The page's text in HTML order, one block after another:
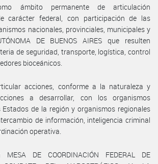
ámbito permanente de articulación
carácter federal, con participación de las
nacionales, provinciales, municipales y
DE BUENOS AIRES que resulten
de seguridad, transporte, logística, control
bioceánicos.
acciones, conforme a la naturaleza y
a desarrollar, con los organismos
de la región y organismos regionales
de información, inteligencia criminal
operativa.
MESA DE COORDINACIÓN FEDERAL DE